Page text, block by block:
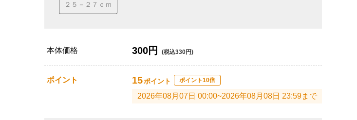
２５－２７ｃｍ
本体価格 300円 (税込330円)
ポイント 15ポイント ポイント10倍
2026年08月07日 00:00~2026年08月08日 23:59まで